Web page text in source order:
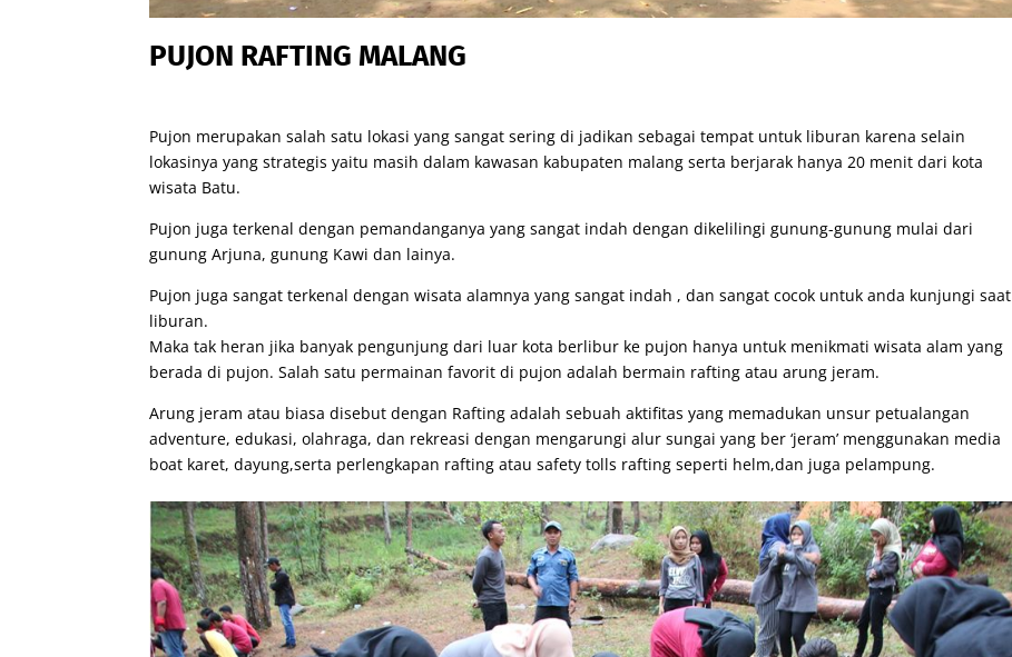
PUJON RAFTING MALANG
Pujon merupakan salah satu lokasi yang sangat sering di jadikan sebagai tempat untuk liburan karena selain
lokasinya yang strategis yaitu masih dalam kawasan kabupaten malang serta berjarak hanya 20 menit dari kota
wisata Batu.
Pujon juga terkenal dengan pemandanganya yang sangat indah dengan dikelilingi gunung-gunung mulai dari
gunung Arjuna, gunung Kawi dan lainya.
Pujon juga sangat terkenal dengan wisata alamnya yang sangat indah , dan sangat cocok untuk anda kunjungi saat
liburan.
Maka tak heran jika banyak pengunjung dari luar kota berlibur ke pujon hanya untuk menikmati wisata alam yang
berada di pujon. Salah satu permainan favorit di pujon adalah bermain rafting atau arung jeram.
Arung jeram atau biasa disebut dengan Rafting adalah sebuah aktifitas yang memadukan unsur petualangan
adventure, edukasi, olahraga, dan rekreasi dengan mengarungi alur sungai yang ber ‘jeram’ menggunakan media
boat karet, dayung,serta perlengkapan rafting atau safety tolls rafting seperti helm,dan juga pelampung.